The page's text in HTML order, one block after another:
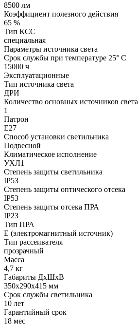
8500 лм
Коэффициент полезного действия
65 %
Тип КСС
специальная
Параметры источника света
Срок службы при температуре 25° С
15000 ч
Эксплуатационные
Тип источника света
ДРИ
Количество основных источников света
1
Патрон
Е27
Способ установки светильника
Подвесной
Климатическое исполнение
УХЛ1
Степень защиты светильника
IP53
Степень защиты оптического отсека
IP53
Степень защиты отсека ПРА
IP23
Тип ПРА
E (электромагнитный источник)
Тип рассеивателя
прозрачный
Масса
4,7 кг
Габариты ДхШхВ
350x290x415 мм
Срок службы светильника
10 лет
Гарантийный срок
18 мес